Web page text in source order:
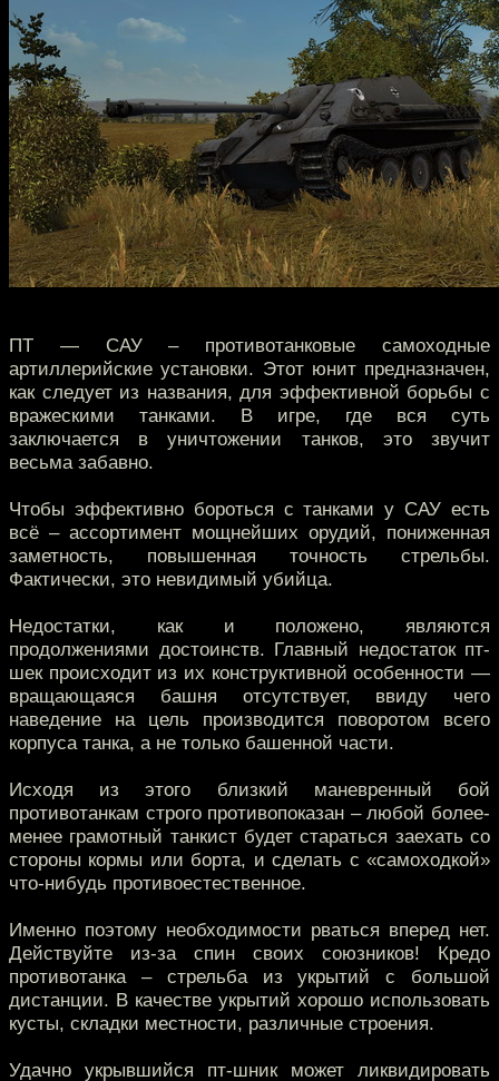
ПТ — САУ – противотанковые самоходные
артиллерийские установки. Этот юнит предназначен,
как следует из названия, для эффективной борьбы с
вражескими танками. В игре, где вся суть
заключается в уничтожении танков, это звучит
весьма забавно.
Чтобы эффективно бороться с танками у САУ есть
всё – ассортимент мощнейших орудий, пониженная
заметность, повышенная точность стрельбы.
Фактически, это невидимый убийца.
Недостатки, как и положено, являются
продолжениями достоинств. Главный недостаток пт-
шек происходит из их конструктивной особенности —
вращающаяся башня отсутствует, ввиду чего
наведение на цель производится поворотом всего
корпуса танка, а не только башенной части.
Исходя из этого близкий маневренный бой
противотанкам строго противопоказан – любой более-
менее грамотный танкист будет стараться заехать со
стороны кормы или борта, и сделать с «самоходкой»
что-нибудь противоестественное.
Именно поэтому необходимости рваться вперед нет.
Действуйте из-за спин своих союзников! Кредо
противотанка – стрельба из укрытий с большой
дистанции. В качестве укрытий хорошо использовать
кусты, складки местности, различные строения.
Удачно укрывшийся пт-шник может ликвидировать